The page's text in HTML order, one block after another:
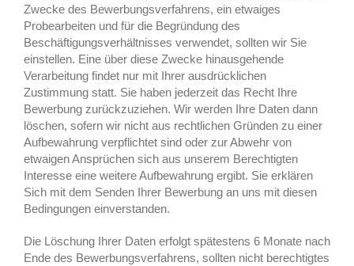
Zwecke des Bewerbungsverfahrens, ein etwaiges
Probearbeiten und für die Begründung des
Beschäftigungsverhältnisses verwendet, sollten wir Sie
einstellen. Eine über diese Zwecke hinausgehende
Verarbeitung findet nur mit Ihrer ausdrücklichen
Zustimmung statt. Sie haben jederzeit das Recht Ihre
Bewerbung zurückzuziehen. Wir werden Ihre Daten dann
löschen, sofern wir nicht aus rechtlichen Gründen zu einer
Aufbewahrung verpflichtet sind oder zur Abwehr von
etwaigen Ansprüchen sich aus unserem Berechtigten
Interesse eine weitere Aufbewahrung ergibt. Sie erklären
Sich mit dem Senden Ihrer Bewerbung an uns mit diesen
Bedingungen einverstanden.
Die Löschung Ihrer Daten erfolgt spätestens 6 Monate nach
Ende des Bewerbungsverfahrens, sollten nicht berechtigtes